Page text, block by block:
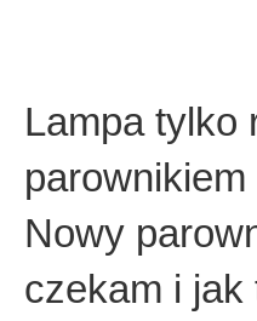
Lampa tylko
parownikiem
Nowy
czekam i jak